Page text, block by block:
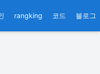
rangking 코드 블로그